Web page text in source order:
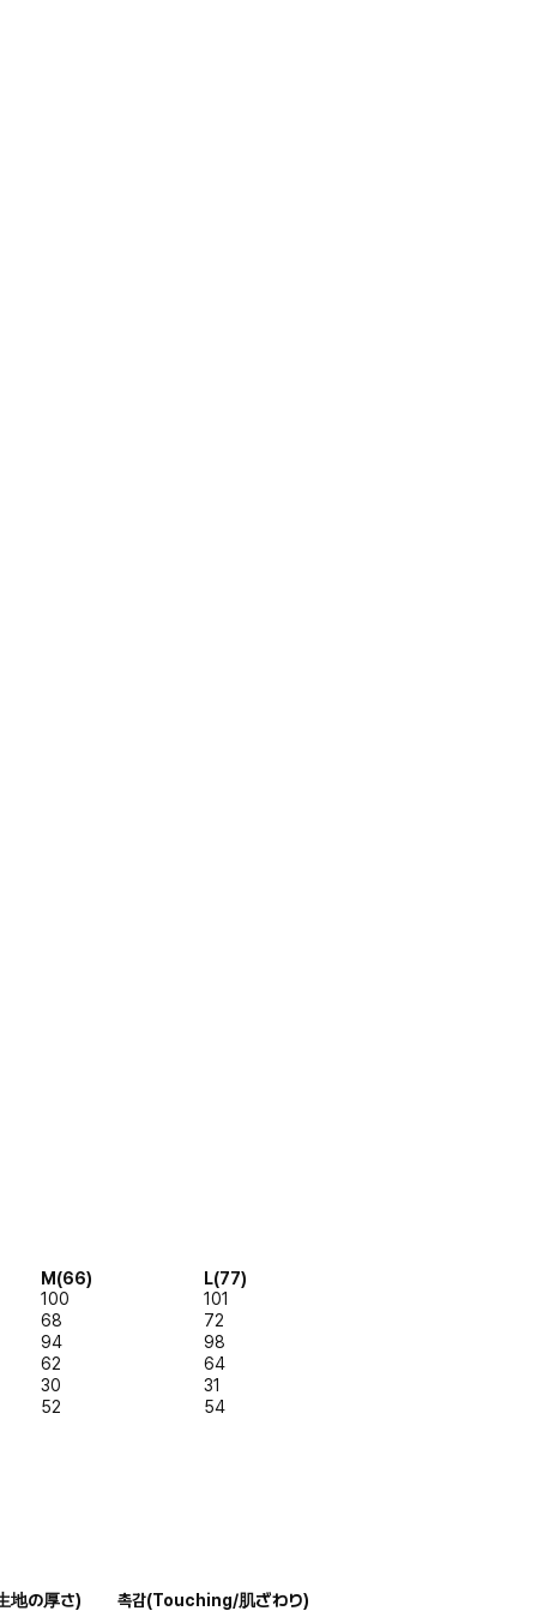
M(66)
L(77)
100
101
68
72
94
98
62
64
30
31
52
54
の厚さ) 촉감(Touching/肌ざわり)